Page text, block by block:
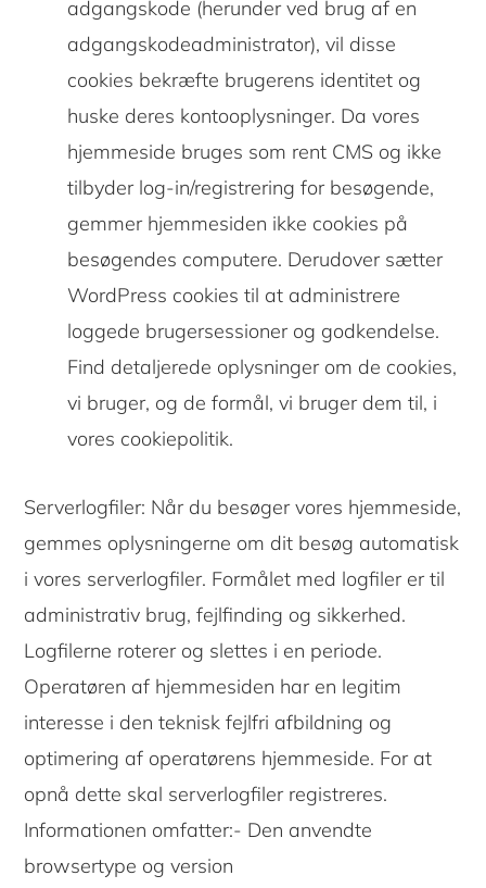
adgangskode (herunder ved brug af en
adgangskodeadministrator), vil disse
cookies bekræfte brugerens identitet og
huske deres kontooplysninger. Da vores
hjemmeside bruges som rent CMS og ikke
tilbyder log-in/registrering for besøgende,
gemmer hjemmesiden ikke cookies på
besøgendes computere. Derudover sætter
WordPress cookies til at administrere
loggede brugersessioner og godkendelse.
Find detaljerede oplysninger om de cookies,
vi bruger, og de formål, vi bruger dem til, i
vores cookiepolitik.
Serverlogfiler: Når du besøger vores hjemmeside,
gemmes oplysningerne om dit besøg automatisk
i vores serverlogfiler. Formålet med logfiler er til
administrativ brug, fejlfinding og sikkerhed.
Logfilerne roterer og slettes i en periode.
Operatøren af hjemmesiden har en legitim
interesse i den teknisk fejlfri afbildning og
optimering af operatørens hjemmeside. For at
opnå dette skal serverlogfiler registreres.
Informationen omfatter:- Den anvendte
browsertype og version